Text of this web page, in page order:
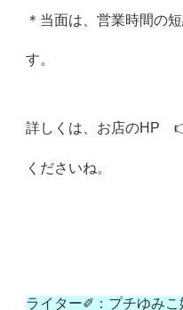
＊当面は、営業時間の
す。
詳しくは、お店のHP
くださいね。
ライター✐：プチゆみこ